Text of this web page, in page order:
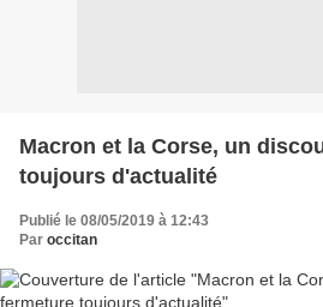
Macron et la Corse, un
toujours d'actualité
Publié le 08/05/2019 à 12:43
Par occitan